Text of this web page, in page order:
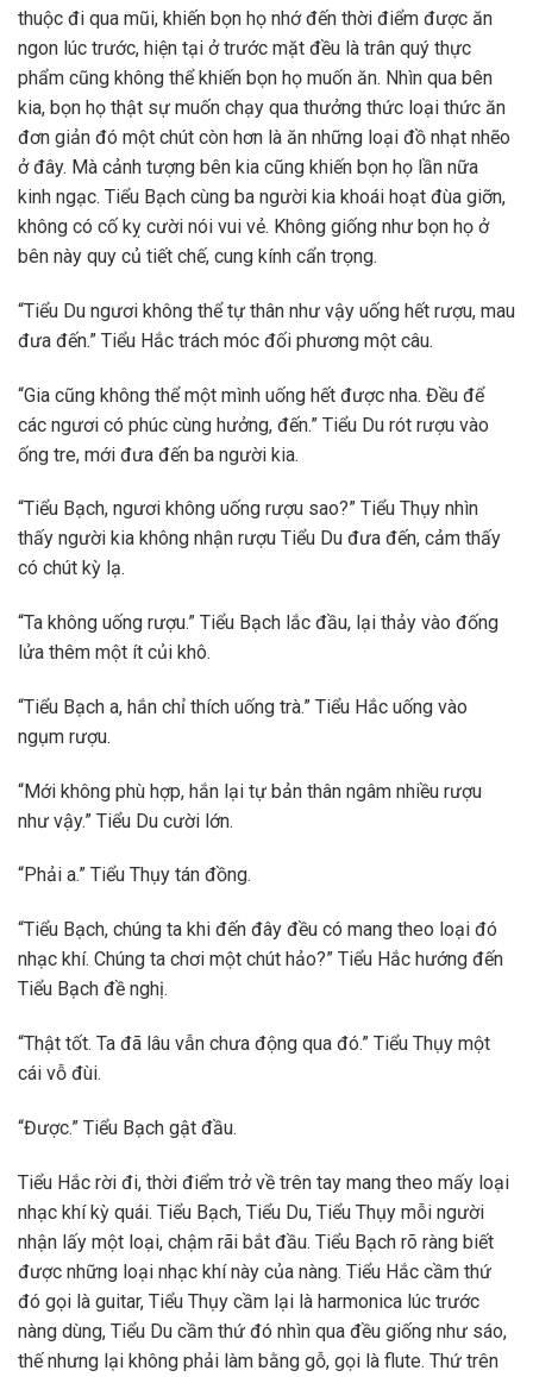
thuộc đi qua mũi, khiến bọn họ nhớ đến thời điểm được ăn
ngon lúc trước, hiện tại ở trước mặt đều là trân quý thực
phẩm cũng không thể khiến bọn họ muốn ăn. Nhìn qua bên
kia, bọn họ thật sự muốn chạy qua thưởng thức loại thức ăn
đơn giản đó một chút còn hơn là ăn những loại đồ nhạt nhẽo
ở đây. Mà cảnh tượng bên kia cũng khiến bọn họ lần nữa
kinh ngạc. Tiểu Bạch cùng ba người kia khoái hoạt đùa giỡn,
không có cố kỵ cười nói vui vẻ. Không giống như bọn họ ở
bên này quy củ tiết chế, cung kính cẩn trọng.
“Tiểu Du ngươi không thể tự thân như vậy uống hết rượu, mau
đưa đến.” Tiểu Hắc trách móc đối phương một câu.
“Gia cũng không thể một mình uống hết được nha. Đều để
các ngươi có phúc cùng hưởng, đến.” Tiểu Du rót rượu vào
ống tre, mới đưa đến ba người kia.
“Tiểu Bạch, ngươi không uống rượu sao?” Tiểu Thụy nhìn
thấy người kia không nhận rượu Tiểu Du đưa đến, cảm thấy
có chút kỳ lạ.
“Ta không uống rượu.” Tiểu Bạch lắc đầu, lại thảy vào đống
lửa thêm một ít củi khô.
“Tiểu Bạch a, hắn chỉ thích uống trà.” Tiểu Hắc uống vào
ngụm rượu.
“Mới không phù hợp, hắn lại tự bản thân ngâm nhiều rượu
như vậy.” Tiểu Du cười lớn.
“Phải a.” Tiểu Thụy tán đồng.
“Tiểu Bạch, chúng ta khi đến đây đều có mang theo loại đó
nhạc khí. Chúng ta chơi một chút hảo?” Tiểu Hắc hướng đến
Tiểu Bạch đề nghị.
“Thật tốt. Ta đã lâu vẫn chưa động qua đó.” Tiểu Thụy một
cái vỗ đùi.
“Được.” Tiểu Bạch gật đầu.
Tiểu Hắc rời đi, thời điểm trở về trên tay mang theo mấy loại
nhạc khí kỳ quái. Tiểu Bạch, Tiểu Du, Tiểu Thụy mỗi người
nhận lấy một loại, chậm rãi bắt đầu. Tiểu Bạch rõ ràng biết
được những loại nhạc khí này của nàng. Tiểu Hắc cầm thứ
đó gọi là guitar, Tiểu Thụy cầm lại là harmonica lúc trước
nàng dùng, Tiểu Du cầm thứ đó nhìn qua đều giống như sáo,
thế nhưng lại không phải làm bằng gỗ, gọi là flute. Thứ trên